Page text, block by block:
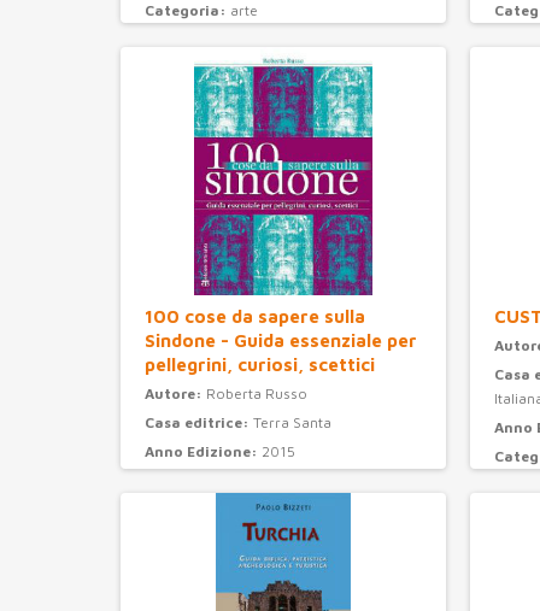
Categoria: arte
100 cose da sapere sulla
Sindone - Guida essenziale per
pellegrini, curiosi, scettici
Autore: Roberta Russo
Casa editrice: Terra Santa
Anno Edizione: 2015
Casa
Anno